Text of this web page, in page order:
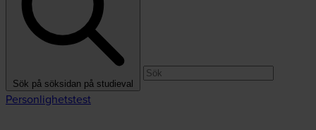
Sök på söksidan på studieval
Personlighetstest